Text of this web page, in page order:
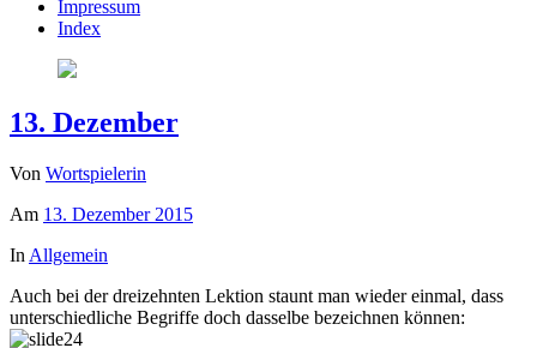
Impressum
Index
13. Dezember
Von Wortspielerin
Am 13. Dezember 2015
In Allgemein
Auch bei der dreizehnten Lektion staunt man wieder einmal, dass
unterschiedliche Begriffe doch dasselbe bezeichnen können: